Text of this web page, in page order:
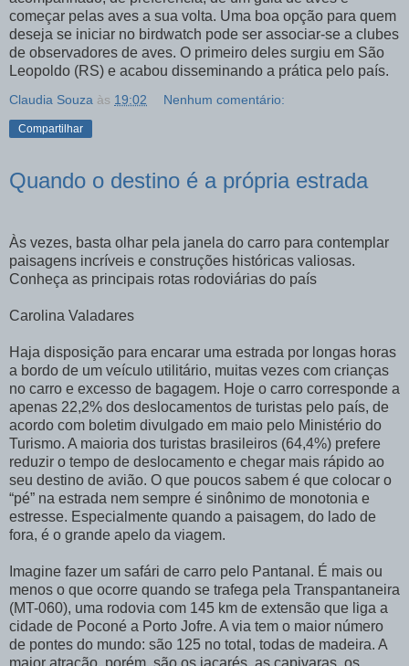
começar pelas aves a sua volta. Uma boa opção para quem
deseja se iniciar no birdwatch pode ser associar-se a clubes
de observadores de aves. O primeiro deles surgiu em São
Leopoldo (RS) e acabou disseminando a prática pelo país.
Claudia Souza às 19:02 Nenhum comentário:
Compartilhar
Quando o destino é a própria estrada
Às vezes, basta olhar pela janela do carro para contemplar
paisagens incríveis e construções históricas valiosas.
Conheça as principais rotas rodoviárias do país
Carolina Valadares
Haja disposição para encarar uma estrada por longas horas
a bordo de um veículo utilitário, muitas vezes com crianças
no carro e excesso de bagagem. Hoje o carro corresponde a
apenas 22,2% dos deslocamentos de turistas pelo país, de
acordo com boletim divulgado em maio pelo Ministério do
Turismo. A maioria dos turistas brasileiros (64,4%) prefere
reduzir o tempo de deslocamento e chegar mais rápido ao
seu destino de avião. O que poucos sabem é que colocar o
“pé” na estrada nem sempre é sinônimo de monotonia e
estresse. Especialmente quando a paisagem, do lado de
fora, é o grande apelo da viagem.
Imagine fazer um safári de carro pelo Pantanal. É mais ou
menos o que ocorre quando se trafega pela Transpantaneira
(MT-060), uma rodovia com 145 km de extensão que liga a
cidade de Poconé a Porto Jofre. A via tem o maior número
de pontes do mundo: são 125 no total, todas de madeira. A
maior atração, porém, são os jacarés, as capivaras, os